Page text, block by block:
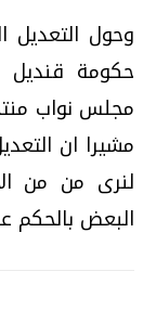
وحول التعديل
حكومة قنديل
مجلس نواب
مشيرا ان
لنرى من من
البعض بالحكم